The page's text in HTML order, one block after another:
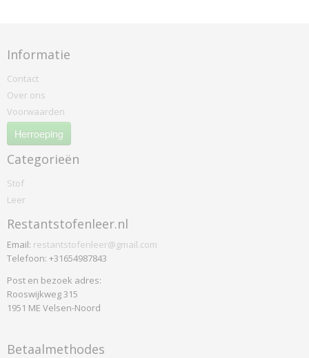
Informatie
Contact
Over ons
Voorwaarden
Herroeping
Categorieën
Stof
Leer
Restantstofenleer.nl
Email: restantstofenleer@gmail.com
Telefoon: +31654987843
Post en bezoek adres:
Rooswijkweg 315
1951 ME Velsen-Noord
Betaalmethodes